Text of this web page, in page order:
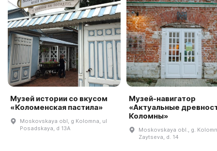
Музей истории со вкусом
«Коломенская пастила»
Moskovskaya obl, g Kolomna, ul
Posadskaya, d 13A
Музей-навигатор
«Актуальные
Коломны»
Moskovskaya obl., g.
Zaytseva, d. 14